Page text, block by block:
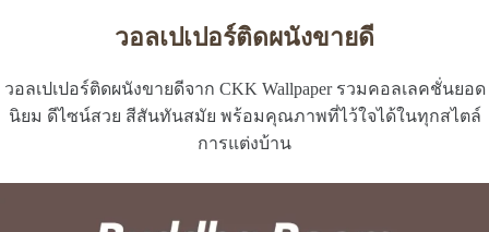
วอลเปเปอร์ติดผนังขายดี
วอลเปเปอร์ติดผนังขายดีจาก CKK Wallpaper รวมคอลเลคชั่นยอด
นิยม ดีไซน์สวย สีสันทันสมัย พร้อมคุณภาพที่ไว้ใจได้ในทุกสไตล์
การแต่งบ้าน